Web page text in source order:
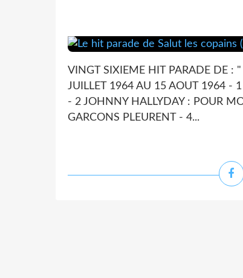
VINGT SIXIEME HIT PARADE DE :
JUILLET 1964 AU 15 AOUT 1964 -
- 2 JOHNNY HALLYDAY : POUR
GARCONS PLEURENT - 4...